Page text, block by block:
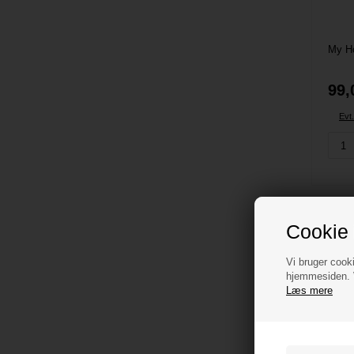
Cookie
Vi bruger
hjemmesiden.
Læs mere